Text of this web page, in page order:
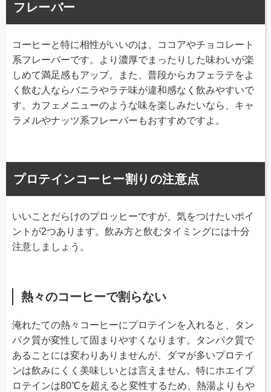
フレーバー
コーヒーと特に相性がいいのは、ココアやチョコレート
系フレーバーです。より濃厚でまったりした味わいが楽
しめて満足感もアップ。また、普段からカフェラテをよ
く飲む人ならバニラやラテ味が違和感なく飲みやすいで
す。カフェメニューのような味を楽しみたいなら、キャ
ラメルやナッツ系フレーバーもおすすめですよ。
プロテインコーヒー割りの注意点
いいことだらけのプロッヒーですが、気をつけたいポイ
ントが2つあります。飲み方と飲むタイミングには十分
注意しましょう。
熱々のコーヒーで割らない
淹れたての熱々コーヒーにプロテインを入れると、タン
パク質が変性して固まりやすくなります。タンパク質で
あることには変わりありませんが、ダマが多いプロテイ
ンは飲みにくく美味しいとは言えません。特にホエイプ
ロテインは80℃を超えると変性するため、熱湯よりもや